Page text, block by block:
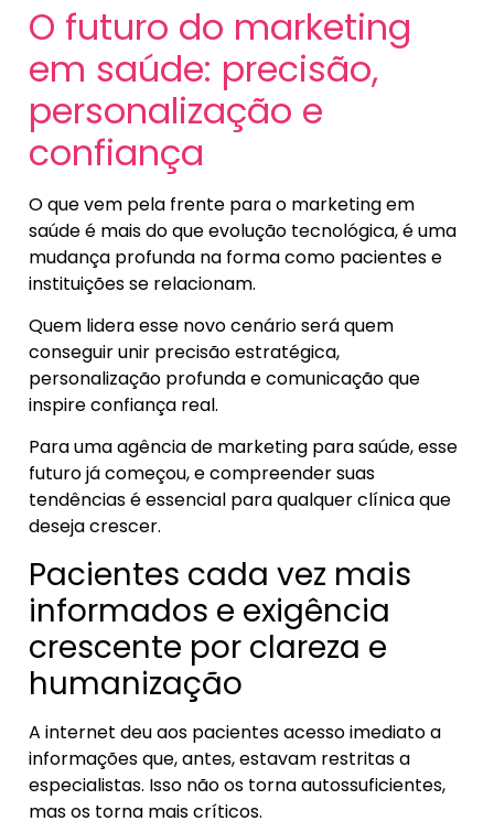
O futuro do marketing
em saúde: precisão,
personalização e
confiança
O que vem pela frente para o marketing em
saúde é mais do que evolução tecnológica, é uma
mudança profunda na forma como pacientes e
instituições se relacionam.
Quem lidera esse novo cenário será quem
conseguir unir precisão estratégica,
personalização profunda e comunicação que
inspire confiança real.
Para uma agência de marketing para saúde, esse
futuro já começou, e compreender suas
tendências é essencial para qualquer clínica que
deseja crescer.
Pacientes cada vez mais
informados e exigência
crescente por clareza e
humanização
A internet deu aos pacientes acesso imediato a
informações que, antes, estavam restritas a
especialistas. Isso não os torna autossuficientes,
mas os torna mais críticos.